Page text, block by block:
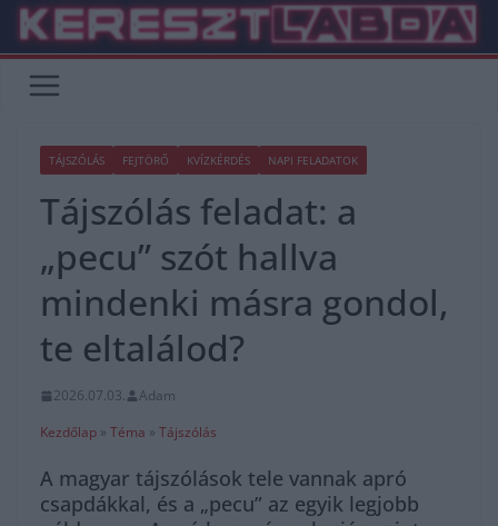
Skip
content
TÁJSZÓLÁS FEJTÖRŐ KVÍZKÉRDÉS NAPI FELADATOK
Tájszólás feladat: a
„pecu” szót hallva
mindenki másra gondol,
te eltalálod?
2026.07.03.
Adam
Kezdőlap » Téma » Tájszólás
A magyar tájszólások tele vannak apró
csapdákkal, és a „pecu” az egyik legjobb